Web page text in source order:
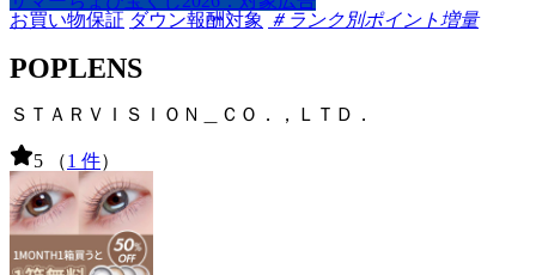
お買い物保証 ダウン報酬対象 ＃ランク別ポイント増量
POPLENS
ＳＴＡＲＶＩＳＩＯＮ＿ＣＯ．，ＬＴＤ．
5 （1 件）